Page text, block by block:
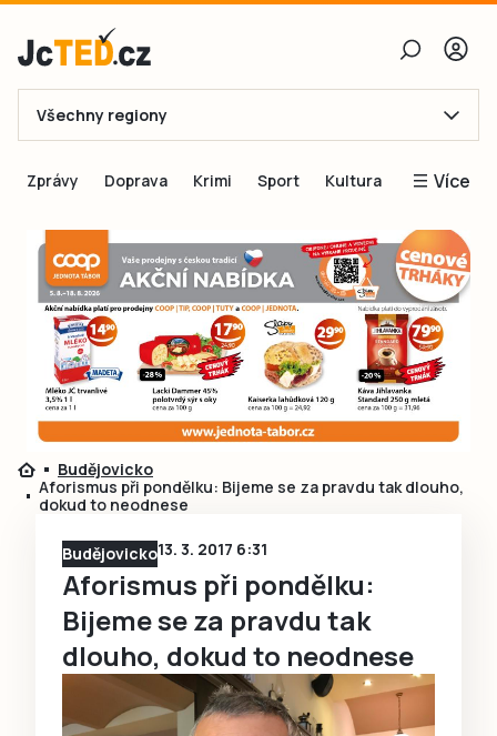
E-mail
Obnovit heslo
Přihlásit se
Přihlásit se přes Facebook
Ještě nemám účet, chci seRegistrovat
Všechny regiony
Zprávy Doprava Krimi Sport Kultura Více
Inspirace
Čtenáři píší
Speciální přílohy
Inzerce
Budějovicko
Aforismus při pondělku: Bijeme se za pravdu tak dlouho,
dokud to neodnese
Budějovicko13. 3. 2017 6:31
Aforismus při pondělku:
Bijeme se za pravdu tak
dlouho, dokud to neodnese